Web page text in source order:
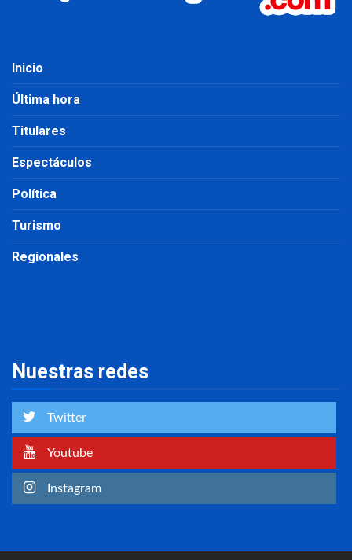
Inicio
Última hora
Titulares
Espectáculos
Política
Turismo
Regionales
Nuestras redes
Twitter
Youtube
Instagram